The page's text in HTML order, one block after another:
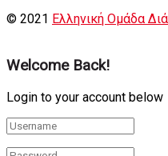
© 2021 Ελληνική Ομάδα
Welcome Back!
Login to your account below